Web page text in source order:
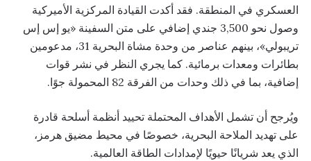
العسكري في المنطقة. فقد أكدت القيادة المركزية الأميركية
وصول نحو 3,500 جندي إضافي على متن السفينة «يو إس إس
تريبولي»، بينهم عناصر من وحدة مشاة البحرية 31، مدعومين
بطائرات ومعدات برمائية. كما يجري النظر في نشر قوات
إضافية، بما في ذلك وحدات من الفرقة 82 المحمولة جوًا.
ويُرجح أن تشمل الأهداف المحتملة تحييد أنظمة أسلحة قادرة
على تهديد الملاحة البحرية، خصوصًا في محيط مضيق هرمز،
الذي يعد شريانًا حيويًا لإمدادات الطاقة العالمية.